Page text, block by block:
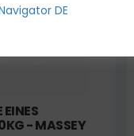
T
- MASSEY F
DE